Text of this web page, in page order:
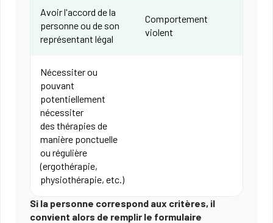
Avoir l'accord de la
personne ou de son
représentant légal
Comportement
violent
Nécessiter ou
pouvant
potentiellement
nécessiter
des thérapies de
manière ponctuelle
ou régulière
(ergothérapie,
physiothérapie, etc.)
Si la personne correspond aux critères, il
convient alors de remplir le formulaire